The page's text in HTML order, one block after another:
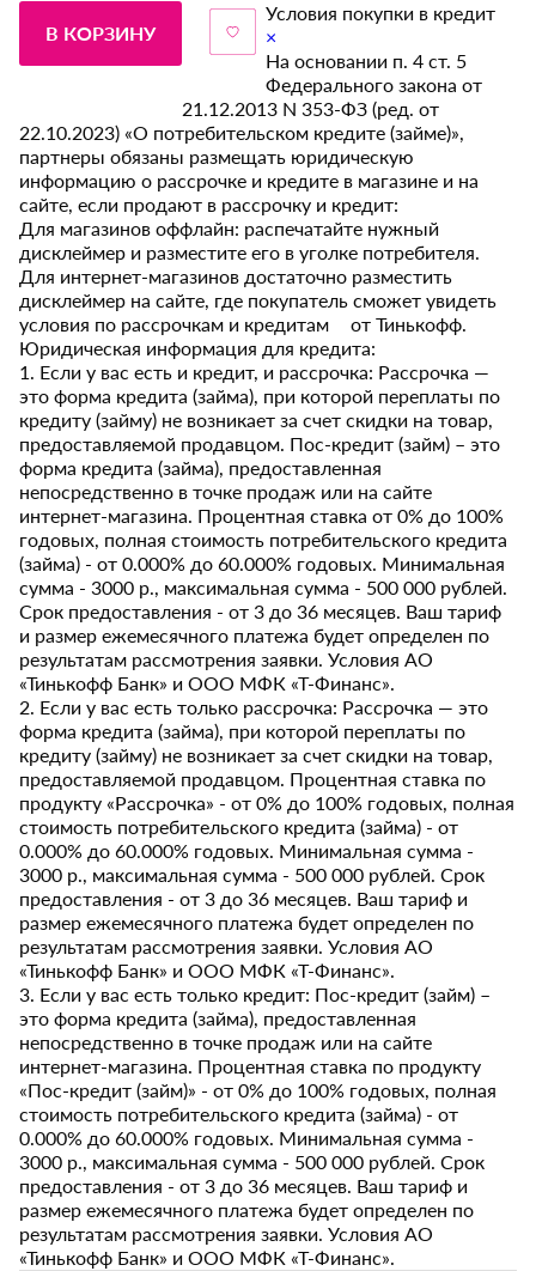
В КОРЗИНУ
Условия покупки в кредит
×
На основании п. 4 ст. 5
Федерального закона от
21.12.2013 N 353-ФЗ (ред. от
22.10.2023) «О потребительском кредите (займе)»,
партнеры обязаны размещать юридическую
информацию о рассрочке и кредите в магазине и на
сайте, если продают в рассрочку и кредит:
Для магазинов оффлайн: распечатайте нужный
дисклеймер и разместите его в уголке потребителя.
Для интернет-магазинов достаточно разместить
дисклеймер на сайте, где покупатель сможет увидеть
условия по рассрочкам и кредитам от Тинькофф.
Юридическая информация для кредита:
1. Если у вас есть и кредит, и рассрочка: Рассрочка —
это форма кредита (займа), при которой переплаты по
кредиту (займу) не возникает за счет скидки на товар,
предоставляемой продавцом. Пос-кредит (займ) – это
форма кредита (займа), предоставленная
непосредственно в точке продаж или на сайте
интернет-магазина. Процентная ставка от 0% до 100%
годовых, полная стоимость потребительского кредита
(займа) - от 0.000% до 60.000% годовых. Минимальная
сумма - 3000 р., максимальная сумма - 500 000 рублей.
Срок предоставления - от 3 до 36 месяцев. Ваш тариф
и размер ежемесячного платежа будет определен по
результатам рассмотрения заявки. Условия АО
«Тинькофф Банк» и ООО МФК «Т-Финанс».
2. Если у вас есть только рассрочка: Рассрочка — это
форма кредита (займа), при которой переплаты по
кредиту (займу) не возникает за счет скидки на товар,
предоставляемой продавцом. Процентная ставка по
продукту «Рассрочка» - от 0% до 100% годовых, полная
стоимость потребительского кредита (займа) - от
0.000% до 60.000% годовых. Минимальная сумма -
3000 р., максимальная сумма - 500 000 рублей. Срок
предоставления - от 3 до 36 месяцев. Ваш тариф и
размер ежемесячного платежа будет определен по
результатам рассмотрения заявки. Условия АО
«Тинькофф Банк» и ООО МФК «Т-Финанс».
3. Если у вас есть только кредит: Пос-кредит (займ) –
это форма кредита (займа), предоставленная
непосредственно в точке продаж или на сайте
интернет-магазина. Процентная ставка по продукту
«Пос-кредит (займ)» - от 0% до 100% годовых, полная
стоимость потребительского кредита (займа) - от
0.000% до 60.000% годовых. Минимальная сумма -
3000 р., максимальная сумма - 500 000 рублей. Срок
предоставления - от 3 до 36 месяцев. Ваш тариф и
размер ежемесячного платежа будет определен по
результатам рассмотрения заявки. Условия АО
«Тинькофф Банк» и ООО МФК «Т-Финанс».